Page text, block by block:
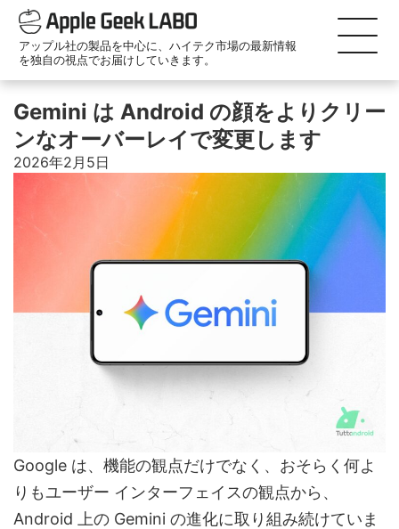
アップル社の製品を中心に、ハイテク市場の最新情報
を独自の視点でお届けしていきます。
Gemini は Android の顔をよりクリー
ンなオーバーレイで変更します
2026年2月5日
Google は、機能の観点だけでなく、おそらく何よ
りもユーザー インターフェイスの観点から、
Android 上の Gemini の進化に取り組み続けていま